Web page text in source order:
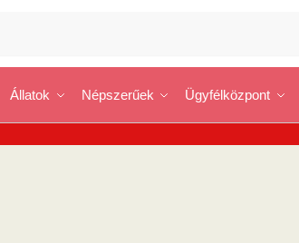
Állatok Népszerűek Ügyfélközpont